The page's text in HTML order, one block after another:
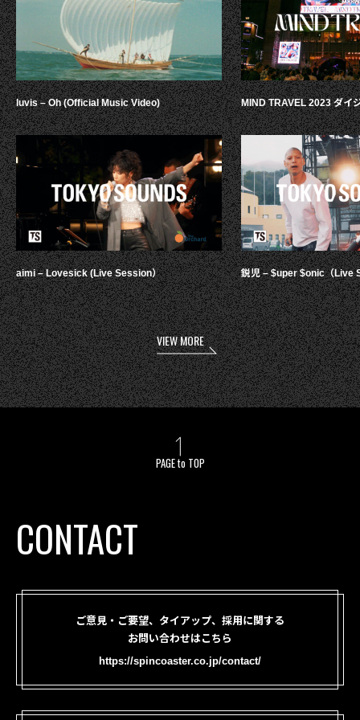
luvis – Oh (Official Music Video)
aimi – Lovesick (Live Session）
MIND TRAVEL 2023 ダイ
鋭児 – $uper $onic（Live
VIEW MORE
PAGE to TOP
CONTACT
ご意見・ご要望、タイアップ、採用に関する
お問い合わせはこちら
https://spincoaster.co.jp/contact/